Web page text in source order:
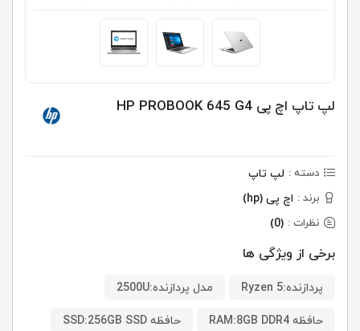
لپ تاپ اچ پی HP PROBOOK 645 G4
دسته : لپ تاپ
برند : اچ پی (hp)
نظرات : (0)
برخی از ویژگی ها
پردازنده:Ryzen 5
مدل پردازنده:2500U
حافظه RAM:8GB DDR4
حافظه SSD:256GB SSD